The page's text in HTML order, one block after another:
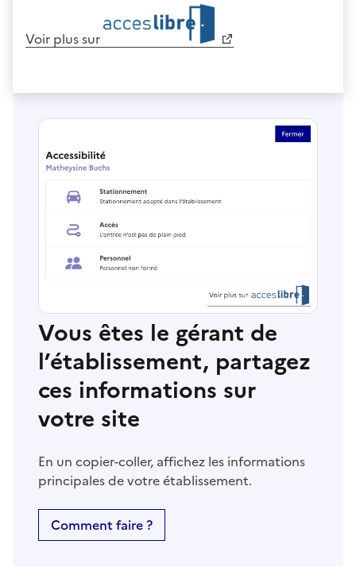
Voir plus sur
Vous êtes le gérant de
l’établissement, partagez
ces informations sur
votre site
En un copier-coller, affichez les informations
principales de votre établissement.
Comment faire ?